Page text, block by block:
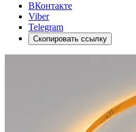
ВКонтакте
Viber
Telegram
Скопировать ссылку